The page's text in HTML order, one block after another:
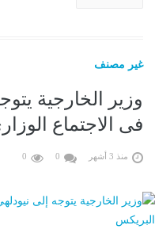
غير مصنف
وزير الخارجية
فى الاجتماع
منذ 3 أشهر 0
0